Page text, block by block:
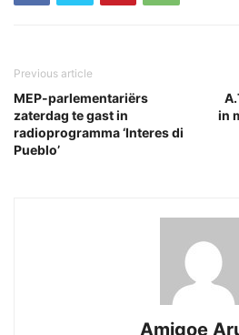
Previous article
MEP-parlementariërs
zaterdag te gast in
radioprogramma ‘Interes di
Pueblo’
in
Amigoe